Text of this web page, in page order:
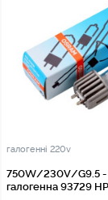
галогенні 220v
750W/230V/G9.5 -
галогенна 93729